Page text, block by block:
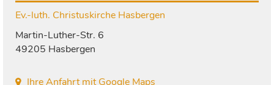
Ev.-luth. Christuskirche Hasbergen
Martin-Luther-Str. 6
49205 Hasbergen
Ihre Anfahrt mit Google Maps